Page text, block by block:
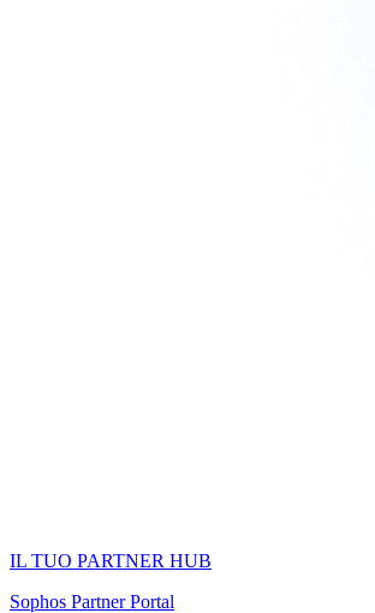
IL TUO PARTNER HUB
Sophos Partner Portal